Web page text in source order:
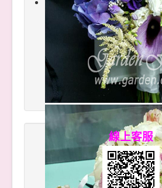
線上客服